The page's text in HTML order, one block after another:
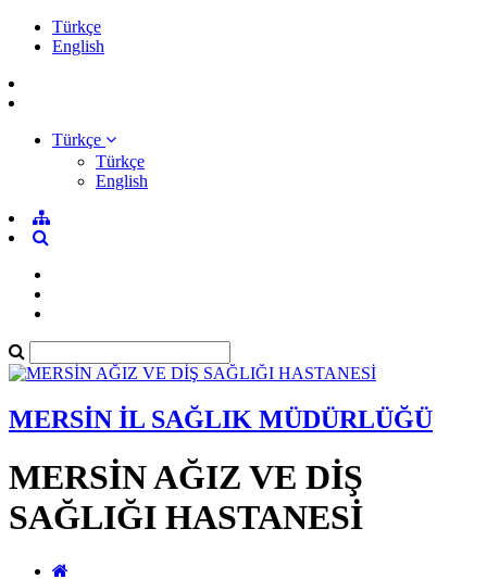
Türkçe
English
Türkçe
Türkçe
English
MERSİN İL SAĞLIK MÜDÜRLÜĞÜ
MERSİN AĞIZ VE DİŞ
SAĞLIĞI HASTANESİ